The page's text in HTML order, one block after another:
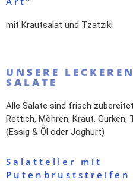
mit Krautsalat und Tzatziki
UNSERE
SALATE
Alle Salate sind frisch
Rettich, Möhren, Kraut, Gurken,
(Essig & Öl oder Joghurt)
Salatteller mit
Putenbruststreifen